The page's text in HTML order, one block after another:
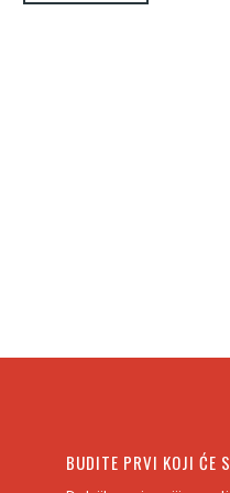
BUDITE PRVI KOJI ĆE